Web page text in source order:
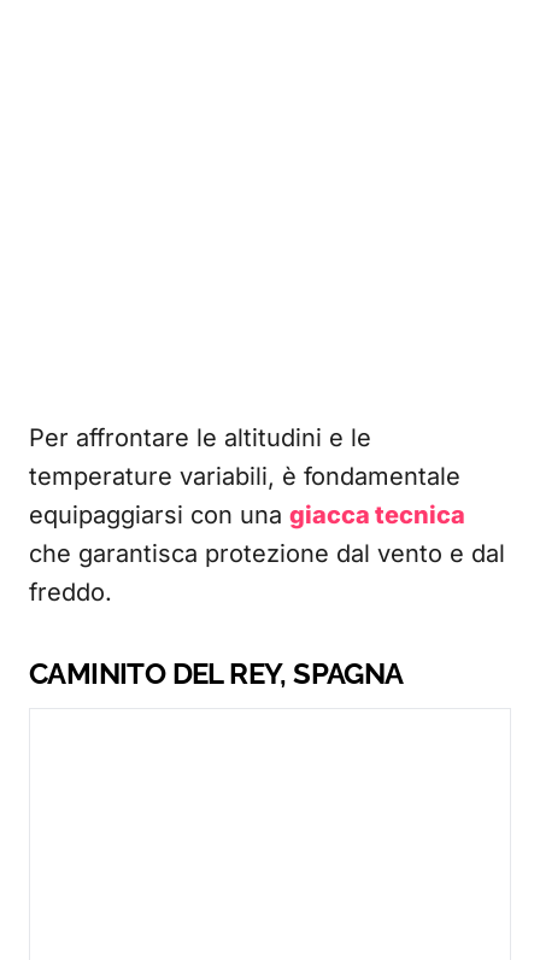
Per affrontare le altitudini e le
temperature variabili, è fondamentale
equipaggiarsi con una giacca tecnica
che garantisca protezione dal vento e dal
freddo.
CAMINITO DEL REY, SPAGNA